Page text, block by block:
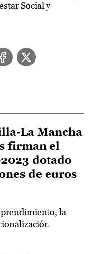
Social y
La Mancha
firman el
dotado
de euros
la